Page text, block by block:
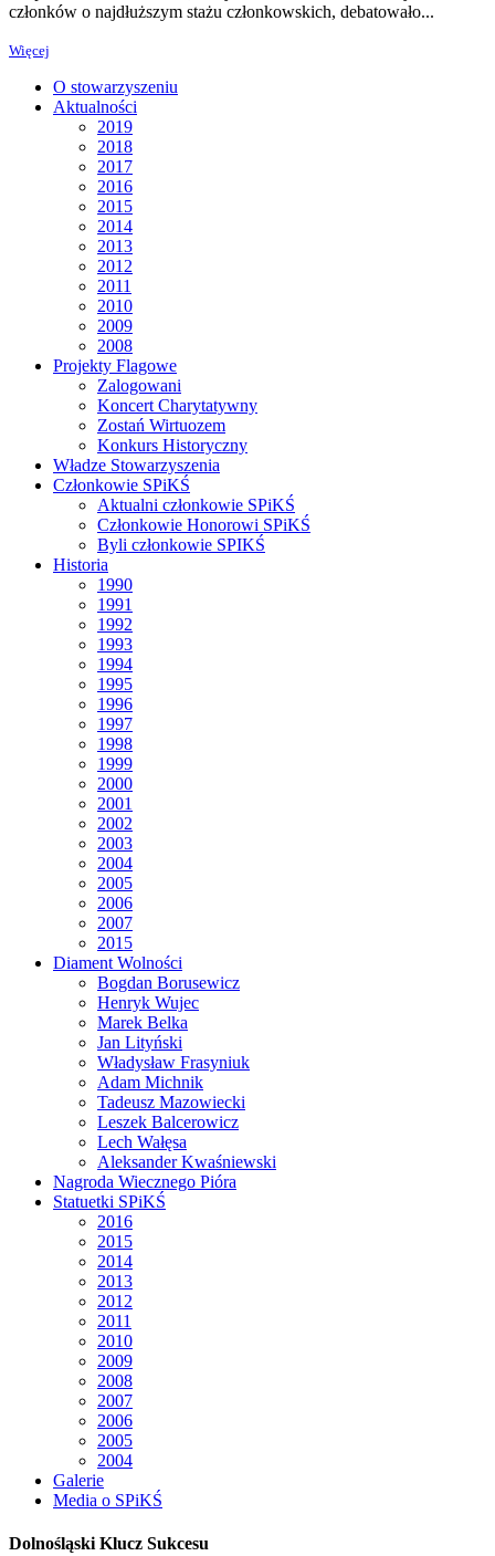
członków o najdłuższym stażu członkowskich, debatowało...
Więcej
O stowarzyszeniu
Aktualności
2019
2018
2017
2016
2015
2014
2013
2012
2011
2010
2009
2008
Projekty Flagowe
Zalogowani
Koncert Charytatywny
Zostań Wirtuozem
Konkurs Historyczny
Władze Stowarzyszenia
Członkowie SPiKŚ
Aktualni członkowie SPiKŚ
Członkowie Honorowi SPiKŚ
Byli członkowie SPIKŚ
Historia
1990
1991
1992
1993
1994
1995
1996
1997
1998
1999
2000
2001
2002
2003
2004
2005
2006
2007
2015
Diament Wolności
Bogdan Borusewicz
Henryk Wujec
Marek Belka
Jan Lityński
Władysław Frasyniuk
Adam Michnik
Tadeusz Mazowiecki
Leszek Balcerowicz
Lech Wałęsa
Aleksander Kwaśniewski
Nagroda Wiecznego Pióra
Statuetki SPiKŚ
2016
2015
2014
2013
2012
2011
2010
2009
2008
2007
2006
2005
2004
Galerie
Media o SPiKŚ
Dolnośląski Klucz Sukcesu